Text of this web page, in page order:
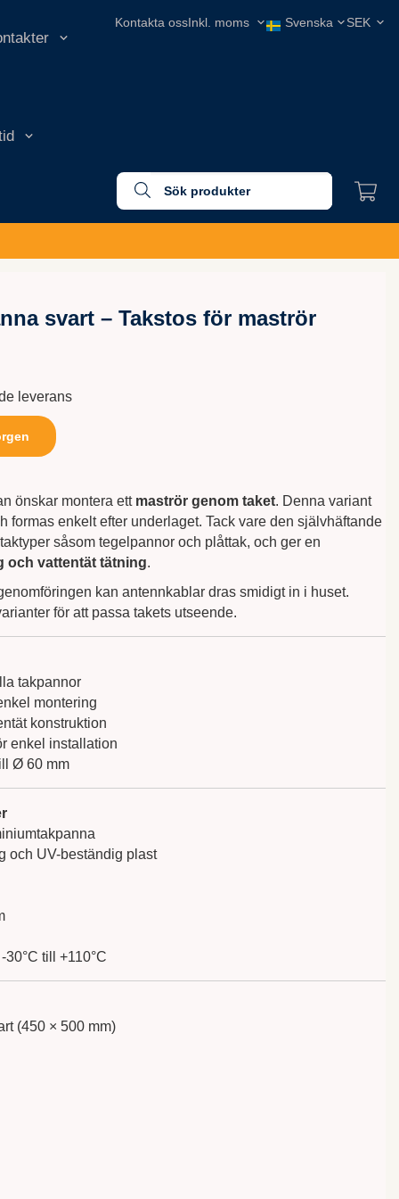
Kontakta oss
svart – Takstos för maströr
leverans
önskar montera ett maströr genom taket. Denna variant
formas enkelt efter underlaget. Tack vare den självhäftande
såsom tegelpannor och plåttak, och ger en
och vattentät tätning.
kan antennkablar dras smidigt in i huset.
för att passa takets utseende.
takpannor
montering
konstruktion
enkel installation
Ø 60 mm
och UV-beständig plast
-30°C till +110°C
(450 × 500 mm)